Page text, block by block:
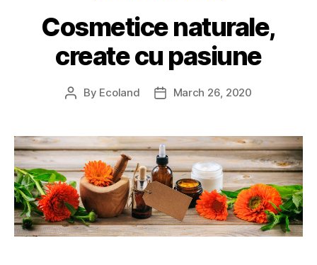
Cosmetice naturale,
create cu pasiune
Post
By Ecoland
PostMarch 26, 2020